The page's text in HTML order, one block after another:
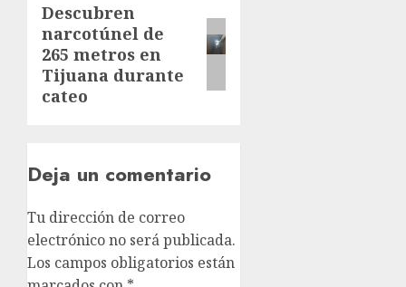
Descubren
narcotúnel de
265 metros en
Tijuana durante
cateo
Deja un comentario
Tu dirección de correo
electrónico no será publicada.
Los campos obligatorios están